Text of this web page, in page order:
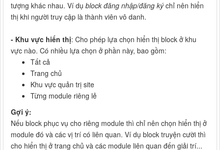
tượng khác nhau. Ví dụ block đăng nhập/đăng kýchỉ nên hiển
thị khi người truy cập là thành viên vô danh.
- Khu vực hiển thị: Cho phép lựa chọn hiển thị block ở khu
vực nào. Có nhiều lựa chọn ở phần này, bao gồm:
Tất cả
Trang chủ
Khu vực quản trị site
Từng module riêng lẻ
Gợi ý:
Nếu block phục vụ cho riêng module thì chỉ nên chọn hiển thị ở
module đó và các vị trí có liên quan. Ví dụ block truyện cười thì
cho hiển thị ở trang chủ và các module liên quan đến giải trí...